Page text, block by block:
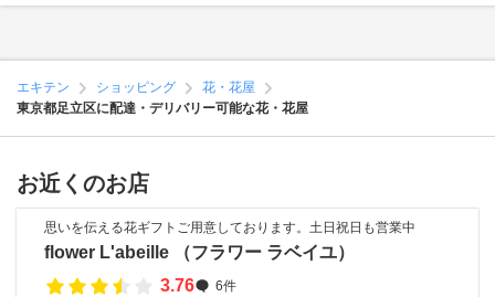
エキテン ショッピング
花・花屋
東京都足立区に配達・デリバリー可能な花・花屋
お近くのお店
思いを伝える花ギフトご用意しております。土日祝日も営業中
flower L'abeille （フラワー ラベイユ）
3.76
6件